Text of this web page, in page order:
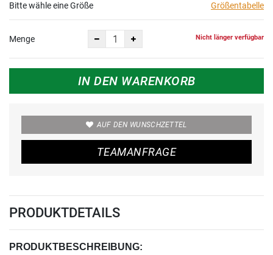
Bitte wähle eine Größe
Größentabelle
Menge Nicht länger verfügbar
IN DEN WARENKORB
AUF DEN WUNSCHZETTEL
TEAMANFRAGE
PRODUKTDETAILS
PRODUKTBESCHREIBUNG: